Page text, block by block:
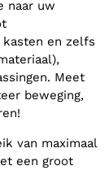
naar uw
en zelfs
Meet
beweging,
van maximaal
een groot